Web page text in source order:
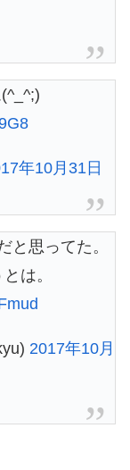
年10月31日
と思ってた。
は。
2017年10月